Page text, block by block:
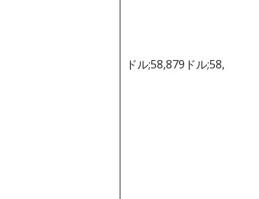
ドル;58,879ドル;58,879ドル